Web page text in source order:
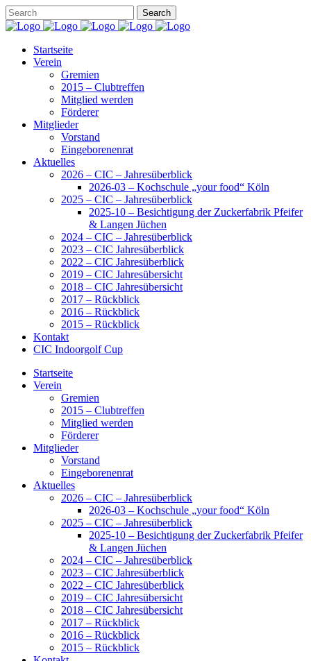
Startseite
Verein
Gremien
2015 – Clubtreffen
Mitglied werden
Förderer
Mitglieder
Vorstand
Eingeborenenrat
Aktuelles
2026 – CIC – Jahresüberblick
2026-03 – Kochschule „your food“ Köln
2025 – CIC – Jahresüberblick
2025-10 – Besichtigung der Zuckerfabrik Pfeifer
& Langen Jüchen
2024 – CIC – Jahresüberblick
2023 – CIC Jahresüberblick
2022 – CIC Jahresüberblick
2019 – CIC Jahresübersicht
2018 – CIC Jahresübersicht
2017 – Rückblick
2016 – Rückblick
2015 – Rückblick
Kontakt
CIC Indoorgolf Cup
Startseite
Verein
Gremien
2015 – Clubtreffen
Mitglied werden
Förderer
Mitglieder
Vorstand
Eingeborenenrat
Aktuelles
2026 – CIC – Jahresüberblick
2026-03 – Kochschule „your food“ Köln
2025 – CIC – Jahresüberblick
2025-10 – Besichtigung der Zuckerfabrik Pfeifer
& Langen Jüchen
2024 – CIC – Jahresüberblick
2023 – CIC Jahresüberblick
2022 – CIC Jahresüberblick
2019 – CIC Jahresübersicht
2018 – CIC Jahresübersicht
2017 – Rückblick
2016 – Rückblick
2015 – Rückblick